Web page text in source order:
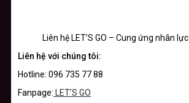
Liên hệ LET’S GO – Cung ứng nhân lực
Liên hệ với chúng tôi:
Hotline: 096 735 77 88
Fanpage: LET’S GO